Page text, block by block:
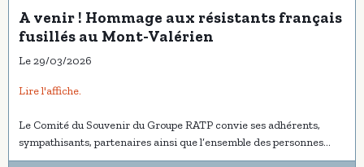
A venir ! Hommage aux résistants français
fusillés au Mont-Valérien
Le 29/03/2026
Lire l'affiche.
Le Comité du Souvenir du Groupe RATP convie ses adhérents,
sympathisants, partenaires ainsi que l’ensemble des personnes
attachées au devoir de mémoire à participer à la cérémonie